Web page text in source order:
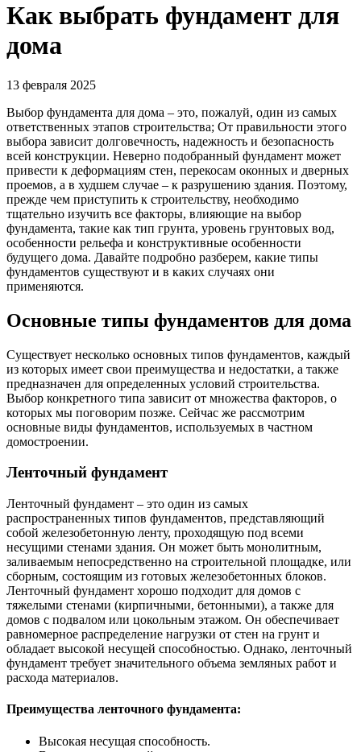
Как выбрать фундамент для
дома
13 февраля 2025
Выбор фундамента для дома – это, пожалуй, один из самых
ответственных этапов строительства; От правильности этого
выбора зависит долговечность, надежность и безопасность
всей конструкции. Неверно подобранный фундамент может
привести к деформациям стен, перекосам оконных и дверных
проемов, а в худшем случае – к разрушению здания. Поэтому,
прежде чем приступить к строительству, необходимо
тщательно изучить все факторы, влияющие на выбор
фундамента, такие как тип грунта, уровень грунтовых вод,
особенности рельефа и конструктивные особенности
будущего дома. Давайте подробно разберем, какие типы
фундаментов существуют и в каких случаях они
применяются.
Основные типы фундаментов для дома
Существует несколько основных типов фундаментов, каждый
из которых имеет свои преимущества и недостатки, а также
предназначен для определенных условий строительства.
Выбор конкретного типа зависит от множества факторов, о
которых мы поговорим позже. Сейчас же рассмотрим
основные виды фундаментов, используемых в частном
домостроении.
Ленточный фундамент
Ленточный фундамент – это один из самых
распространенных типов фундаментов, представляющий
собой железобетонную ленту, проходящую под всеми
несущими стенами здания. Он может быть монолитным,
заливаемым непосредственно на строительной площадке, или
сборным, состоящим из готовых железобетонных блоков.
Ленточный фундамент хорошо подходит для домов с
тяжелыми стенами (кирпичными, бетонными), а также для
домов с подвалом или цокольным этажом. Он обеспечивает
равномерное распределение нагрузки от стен на грунт и
обладает высокой несущей способностью. Однако, ленточный
фундамент требует значительного объема земляных работ и
расхода материалов.
Преимущества ленточного фундамента:
Высокая несущая способность.